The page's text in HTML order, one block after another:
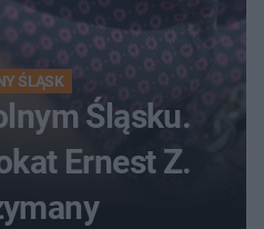
ŚLĄSK
Śląsku.
Ernest Z.